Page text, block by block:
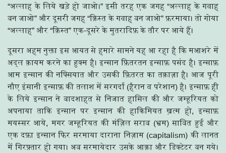
“अल्लाह के लिये खड़े हो जाओ।” इसी तरह एक जगह “अल्लाह के गवाह
बन जाओ” और दूसरी जगह “क़िस्त के गवाह बन जाओ” फ़रमाया। तो गोया
“अल्लाह” और “क़िस्त” एक-दूसरे के मुतरादिफ़ के तौर पर आये हैं।
दूसरा अहम नुक्ता इस आयत से हमारे सामने यह आ रहा है कि मआशरे में
अद्ल क़ायम करने का हुक्म है। इन्सान फ़ितरतन इन्साफ़ पसंद है। इन्साफ़
आम इन्सान की नफ्सियात और उसकी फ़ितरत का तक़ाज़ा है। आज पूरी
नौए इंसानी इन्साफ़ की तलाश में सरगर्दां (हैरान व परेशान) है। इन्साफ़ ही
के लिये इन्सान ने बादशाहत से निजात हासिल की और जम्हूरियत को
अपनाया ताकि इन्सान पर इन्सान की हाकिमियत ख़त्म हो, इन्साफ़
मयस्सर आये, मगर जम्हूरियत की मंज़िल सराब (भ्रम) साबित हुई और
एक दफ़ा इन्सान फिर सरमाया दाराना निज़ाम (capitalism) की लानत
में गिरफ़्तार हो गया। अब सरमायेदार उसके आक़ा और डिक्टेटर बन गये।